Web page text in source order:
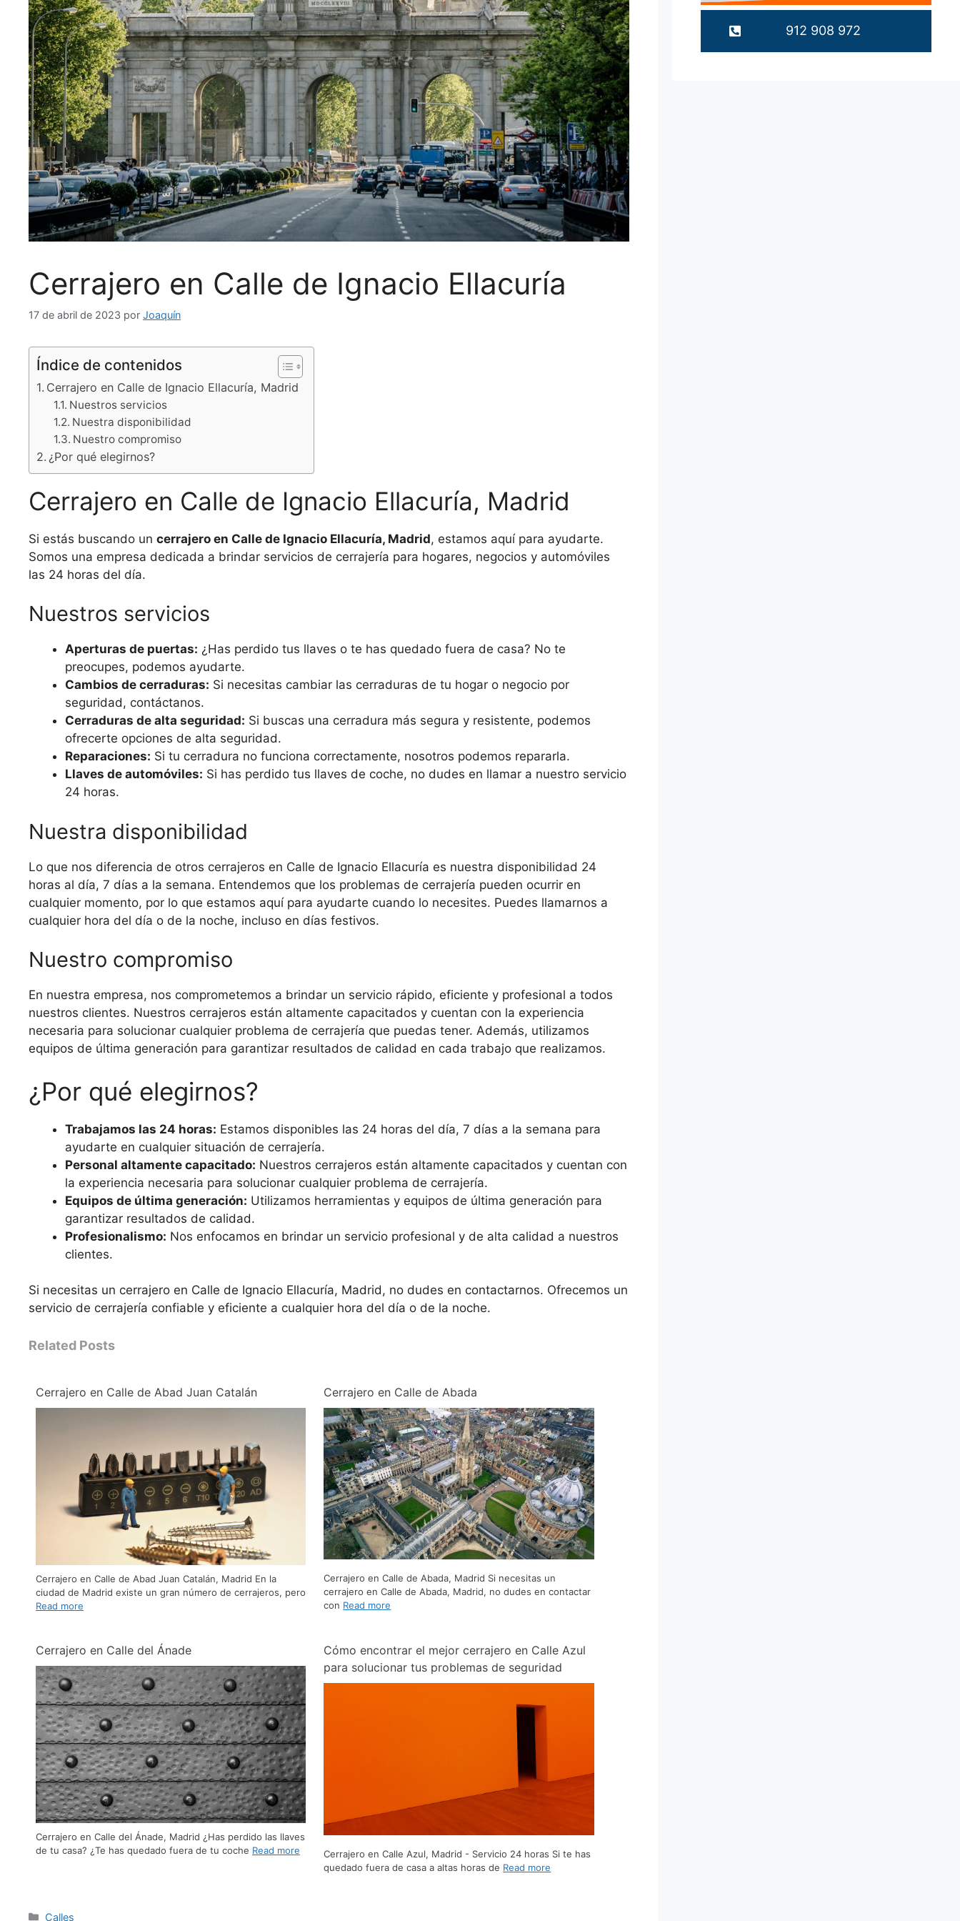
Cerrajero en Calle de Ignacio Ellacuría
17 de abril de 2023 por Joaquín
Índice de contenidos
Cerrajero en Calle de Ignacio Ellacuría, Madrid
Nuestros servicios
Nuestra disponibilidad
Nuestro compromiso
¿Por qué elegirnos?
Cerrajero en Calle de Ignacio Ellacuría, Madrid
Si estás buscando un cerrajero en Calle de Ignacio Ellacuría, Madrid, estamos aquí para ayudarte.
Somos una empresa dedicada a brindar servicios de cerrajería para hogares, negocios y automóviles
las 24 horas del día.
Nuestros servicios
Aperturas de puertas: ¿Has perdido tus llaves o te has quedado fuera de casa? No te
preocupes, podemos ayudarte.
Cambios de cerraduras: Si necesitas cambiar las cerraduras de tu hogar o negocio por
seguridad, contáctanos.
Cerraduras de alta seguridad: Si buscas una cerradura más segura y resistente, podemos
ofrecerte opciones de alta seguridad.
Reparaciones: Si tu cerradura no funciona correctamente, nosotros podemos repararla.
Llaves de automóviles: Si has perdido tus llaves de coche, no dudes en llamar a nuestro servicio
24 horas.
Nuestra disponibilidad
Lo que nos diferencia de otros cerrajeros en Calle de Ignacio Ellacuría es nuestra disponibilidad 24
horas al día, 7 días a la semana. Entendemos que los problemas de cerrajería pueden ocurrir en
cualquier momento, por lo que estamos aquí para ayudarte cuando lo necesites. Puedes llamarnos a
cualquier hora del día o de la noche, incluso en días festivos.
Nuestro compromiso
En nuestra empresa, nos comprometemos a brindar un servicio rápido, eficiente y profesional a todos
nuestros clientes. Nuestros cerrajeros están altamente capacitados y cuentan con la experiencia
necesaria para solucionar cualquier problema de cerrajería que puedas tener. Además, utilizamos
equipos de última generación para garantizar resultados de calidad en cada trabajo que realizamos.
¿Por qué elegirnos?
Trabajamos las 24 horas: Estamos disponibles las 24 horas del día, 7 días a la semana para
ayudarte en cualquier situación de cerrajería.
Personal altamente capacitado: Nuestros cerrajeros están altamente capacitados y cuentan con
la experiencia necesaria para solucionar cualquier problema de cerrajería.
Equipos de última generación: Utilizamos herramientas y equipos de última generación para
garantizar resultados de calidad.
Profesionalismo: Nos enfocamos en brindar un servicio profesional y de alta calidad a nuestros
clientes.
Si necesitas un cerrajero en Calle de Ignacio Ellacuría, Madrid, no dudes en contactarnos. Ofrecemos un
servicio de cerrajería confiable y eficiente a cualquier hora del día o de la noche.
Related Posts
Cerrajero en Calle de Abad Juan Catalán
Cerrajero en Calle de Abad Juan Catalán, Madrid En la
ciudad de Madrid existe un gran número de cerrajeros, pero
Read more
Cerrajero en Calle de Abada
Cerrajero en Calle de Abada, Madrid Si necesitas un
cerrajero en Calle de Abada, Madrid, no dudes en contactar
con Read more
Cerrajero en Calle del Ánade
Cerrajero en Calle del Ánade, Madrid ¿Has perdido las llaves
de tu casa? ¿Te has quedado fuera de tu coche Read more
Cómo encontrar el mejor cerrajero en Calle Azul
para solucionar tus problemas de seguridad
Cerrajero en Calle Azul, Madrid - Servicio 24 horas Si te has
quedado fuera de casa a altas horas de Read more
Calles
912 908 972